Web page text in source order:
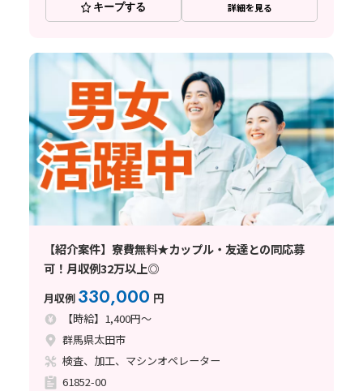
キープする 詳細を見る
【紹介案件】寮費無料★カップル・友達との同応募
可！月収例32万以上◎
月収例 330,000 円
【時給】1,400円～
群馬県太田市
検査、加工、マシンオペレーター
61852-00